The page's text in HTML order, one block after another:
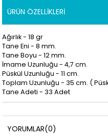
ÜRÜN ÖZELLIKLERI
Ağırlık - 18 gr
Tane Eni - 8 mm.
Tane Boyu - 12 mm.
İmame Uzunluğu - 4,7 cm.
Püskül Uzunluğu - 11 cm.
Toplam Uzunluğu - 35 cm. (
Tane Adeti - 33 Adet
YORUMLAR(0)